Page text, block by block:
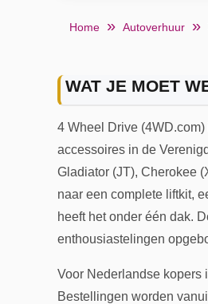
Home Autoverhuur
WAT JE MOET
4 Wheel Drive
accessoires in de
Gladiator (JT), Cherokee
naar een complete liftkit,
heeft het onder één dak.
enthousiastelingen
Voor Nederlandse kopers
Bestellingen worden